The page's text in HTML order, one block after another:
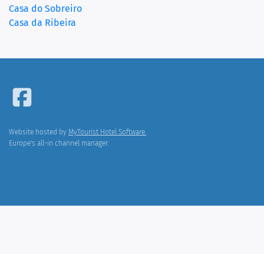
Casa do Sobreiro
Casa da Ribeira
Website hosted by MyTourist Hotel Software.
Europe's all-in channel manager.